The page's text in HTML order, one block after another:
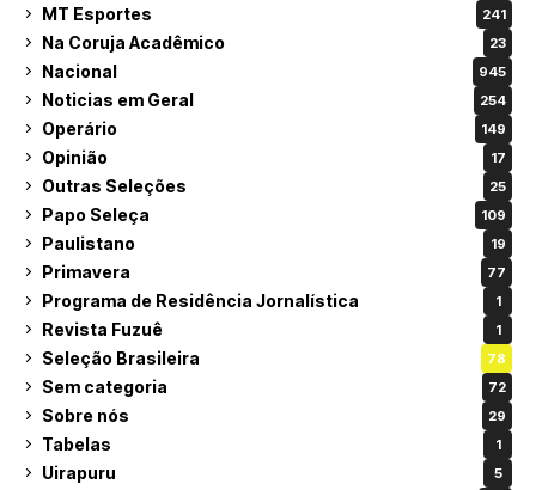
MT Esportes 241
Na Coruja Acadêmico 23
Nacional 945
Noticias em Geral 254
Operário 149
Opinião 17
Outras Seleções 25
Papo Seleça 109
Paulistano 19
Primavera 77
Programa de Residência Jornalística 1
Revista Fuzuê 1
Seleção Brasileira 78
Sem categoria 72
Sobre nós 29
Tabelas 1
Uirapuru 5